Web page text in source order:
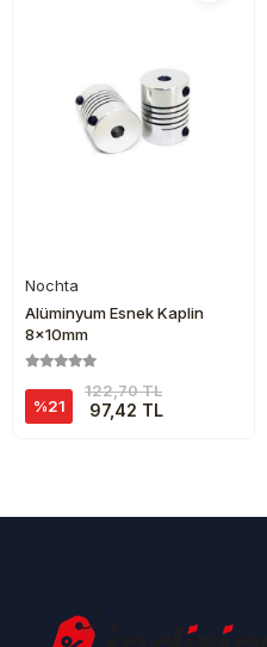
Nochta
Alüminyum Esnek Kaplin
8x10mm
%21
122,70 TL
97,42 TL